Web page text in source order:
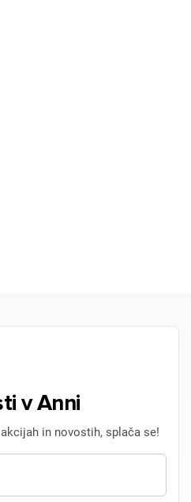
v Anni
in novostih, splača se!